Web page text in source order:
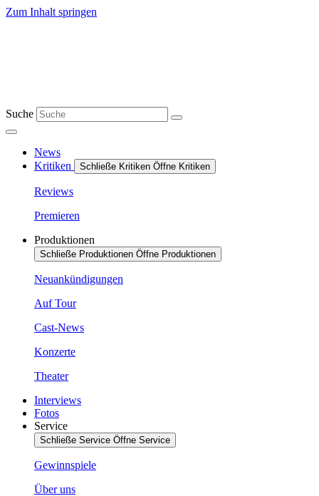
Zum Inhalt springen
Suche
News
Kritiken
Schließe Kritiken Öffne Kritiken
Reviews
Premieren
Produktionen
Schließe Produktionen Öffne Produktionen
Neuankündigungen
Auf Tour
Cast-News
Konzerte
Theater
Interviews
Fotos
Service
Schließe Service Öffne Service
Gewinnspiele
Über uns